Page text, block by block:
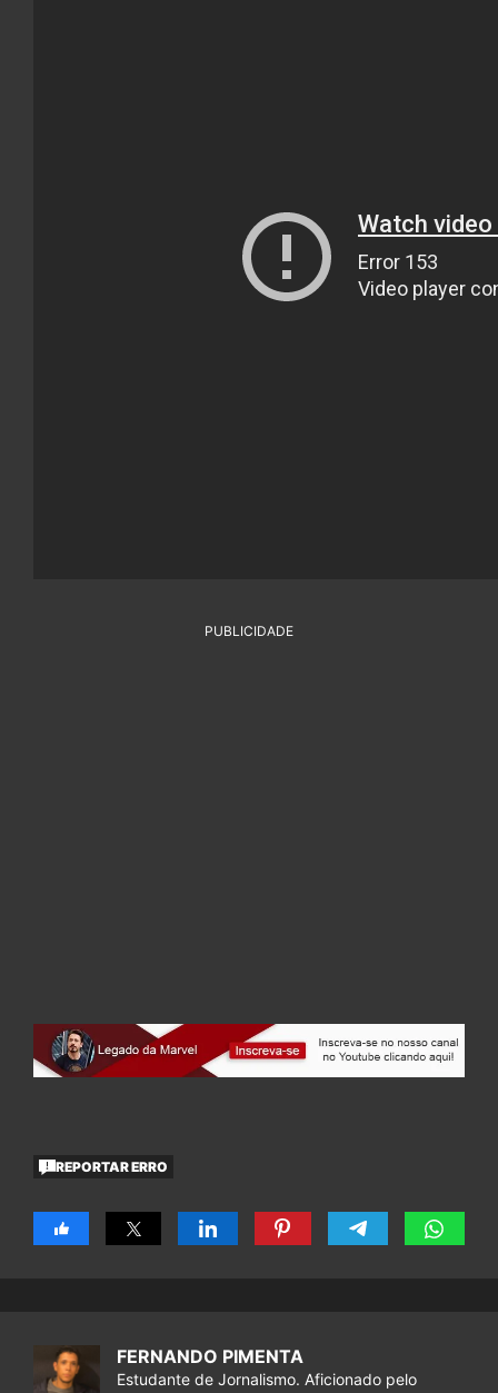
PUBLICIDADE
REPORTAR ERRO
FERNANDO PIMENTA
Estudante de Jornalismo. Aficionado pelo